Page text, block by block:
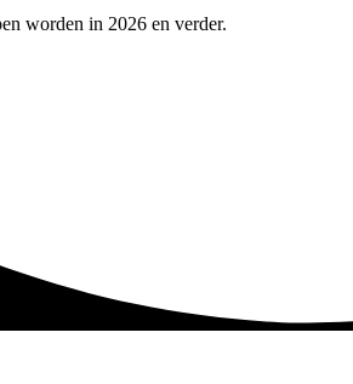
worden in 2026 en verder.